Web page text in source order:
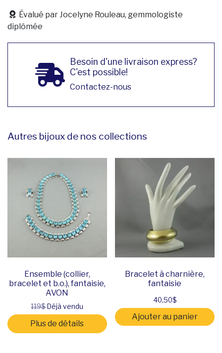
Évalué par Jocelyne Rouleau, gemmologiste
diplômée
Besoin d'une livraison express?
C'est possible!
Contactez-nous
Autres bijoux de nos collections
Ensemble (collier,
bracelet et b.o.), fantaisie,
AVON
119$Déjà vendu
Plus de détails
Bracelet à charnière,
fantaisie
40,50$
Ajouter au panier